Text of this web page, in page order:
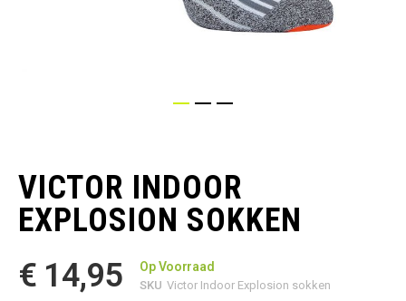
begin
van
de
afbeeldingen-
VICTOR INDOOR
EXPLOSION SOKKEN
€ 14,95
Op Voorraad
SKU Victor Indoor Explosion sokken